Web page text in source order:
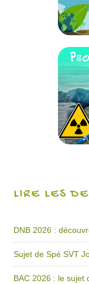
LIRE LES
DNB 2026 :
Sujet de Spé SVT
BAC 2026 : le sujet